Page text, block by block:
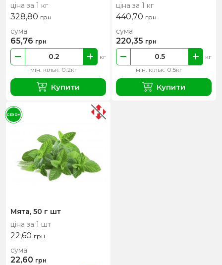
ціна за 1 кг
328,80 грн
мін. кільк. 0.2кг
кг
сума
65,76 грн
Купити
ціна за 1 кг
440,70 грн
мін. кільк. 0.5кг
кг
сума
220,35 грн
Купити
Мята, 50 г шт
ціна за 1 шт
22,60 грн
сума
22,60 грн
СЕЗОН